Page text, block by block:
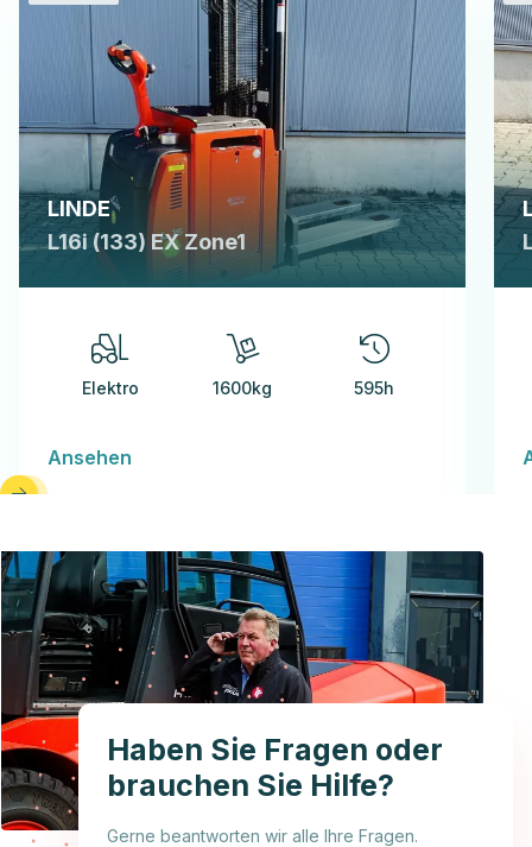
LINDE
L16i (133) EX Zone1
Elektro 1600kg 595h
Ansehen
Haben Sie Fragen oder
brauchen Sie Hilfe?
Gerne beantworten wir alle Ihre Fragen.